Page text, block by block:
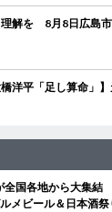
解を 8月8日広島
洋平「足し算命」
全国各地から大集結
メビール＆日本酒